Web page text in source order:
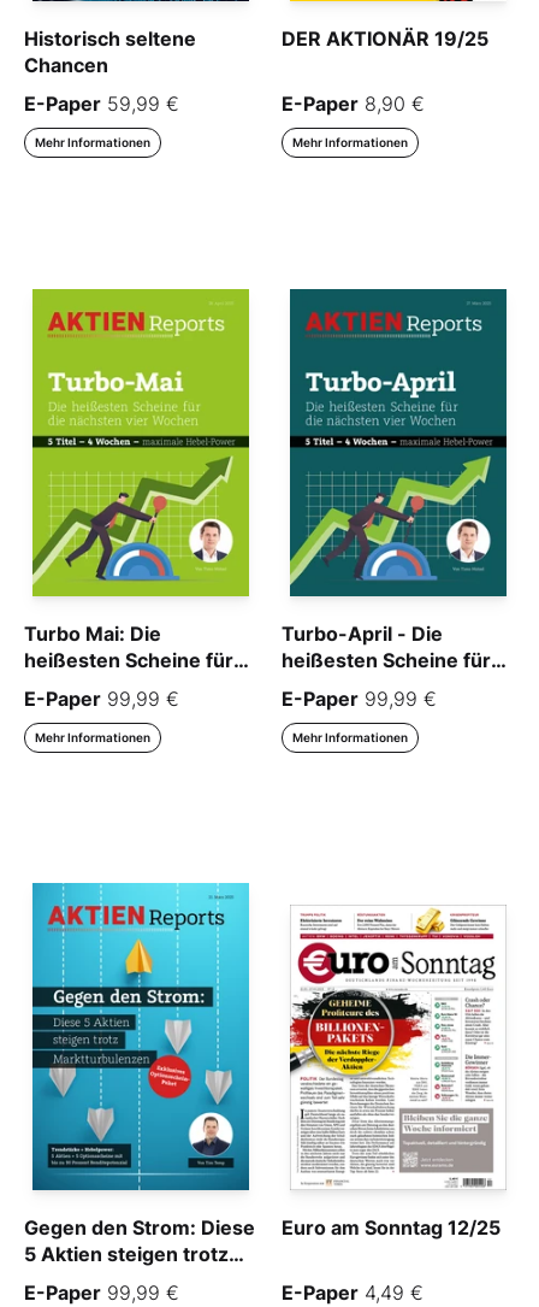
Historisch seltene
Chancen
E-Paper 59,99 €
Mehr Informationen
DER AKTIONÄR 19/25
E-Paper 8,90 €
Mehr Informationen
Turbo Mai: Die
heißesten Scheine für
die nächsten vier
Wochen
E-Paper 99,99 €
Mehr Informationen
Turbo-April - Die
heißesten Scheine für
die nächsten vier
Wochen
E-Paper 99,99 €
Mehr Informationen
Gegen den Strom: Diese
5 Aktien steigen trotz
Marktturbulenzen
E-Paper 99,99 €
Euro am Sonntag 12/25
E-Paper 4,49 €